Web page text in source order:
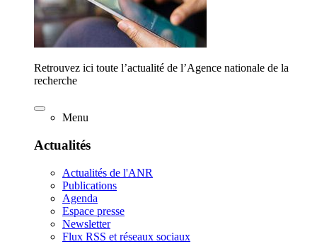
Retrouvez ici toute l’actualité de l’Agence nationale de la
recherche
Menu
Actualités
Actualités de l'ANR
Publications
Agenda
Espace presse
Newsletter
Flux RSS et réseaux sociaux